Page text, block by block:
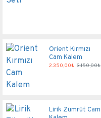
Orient Kırmızı
Cam Kalem
2.350,00₺ 3.150,00₺
Lirik Zümrüt Cam